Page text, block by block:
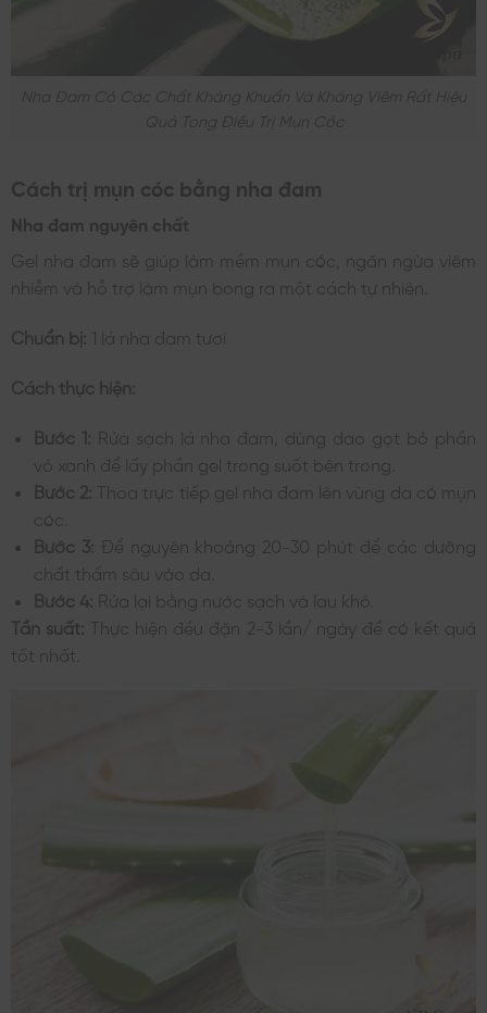
Nha Đam Có Các Chất Kháng Khuẩn Và Kháng Viêm Rất Hiệu
Quả Tong Điều Trị Mụn Cóc
Cách trị mụn cóc bằng nha đam
Nha đam nguyên chất
Gel nha đam sẽ giúp làm mềm mụn cóc, ngăn ngừa viêm
nhiễm và hỗ trợ làm mụn bong ra một cách tự nhiên.
Chuẩn bị: 1 lá nha đam tươi
Cách thực hiện:
Bước 1: Rửa sạch lá nha đam, dùng dao gọt bỏ phần
vỏ xanh để lấy phần gel trong suốt bên trong.
Bước 2: Thoa trực tiếp gel nha đam lên vùng da có mụn
cóc.
Bước 3: Để nguyên khoảng 20-30 phút để các dưỡng
chất thấm sâu vào da.
Bước 4: Rửa lại bằng nước sạch và lau khô.
Tần suất: Thực hiện đều đặn 2-3 lần/ ngày để có kết quả
tốt nhất.